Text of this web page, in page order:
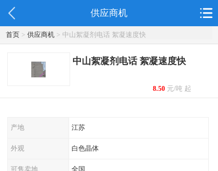
供应商机
首页> 供应商机> 中山絮凝剂电话 絮凝速度快
中山絮凝剂电话 絮凝速度快
8.50元/吨 起
产地 江苏
外观 白色晶体
可售卖地 全国